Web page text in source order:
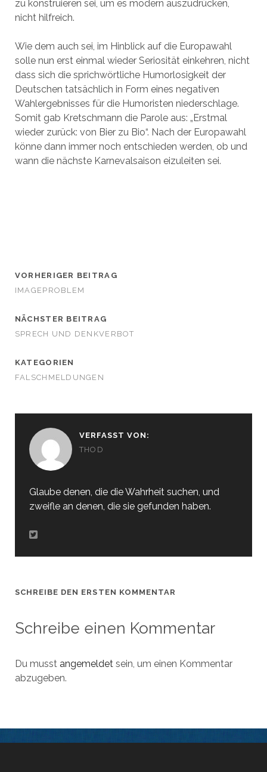
zu konstruieren sei, um es modern auszudrücken,
nicht hilfreich.
Wie dem auch sei, im Hinblick auf die Europawahl
solle nun erst einmal wieder Seriosität einkehren, nicht
dass sich die sprichwörtliche Humorlosigkeit der
Deutschen tatsächlich in Form eines negativen
Wahlergebnisses für die Humoristen niederschlage.
Somit gab Kretschmann die Parole aus: „Erstmal
wieder zurück: von Bier zu Bio“. Nach der Europawahl
könne dann immer noch entschieden werden, ob und
wann die nächste Karnevalsaison eizuleiten sei.
VORHERIGER BEITRAG
IMAGEPROBLEM
NÄCHSTER BEITRAG
SPRECH UND DENKVERBOT
KATEGORIEN
FALSCHMELDUNGEN
VERFASST VON:
THOD
Glaube denen, die die Wahrheit suchen, und
zweifle an denen, die sie gefunden haben.
SCHREIBE DEN ERSTEN KOMMENTAR
Schreibe einen Kommentar
Du musst angemeldetsein, um einen Kommentar
abzugeben.